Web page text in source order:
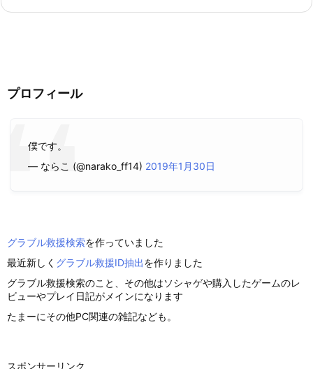
プロフィール
僕です。
— ならこ (@narako_ff14) 2019年1月30日
グラブル救援検索を作っていました
最近新しく グラブル救援ID抽出を作りました
グラブル救援検索のこと、その他はソシャゲや購入したゲームのレ
ビューやプレイ日記がメインになります
たまーにその他PC関連の雑記なども。
スポンサーリンク